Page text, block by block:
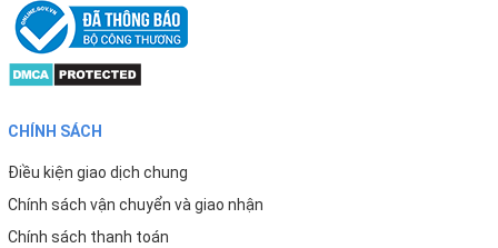
Cảm ứng hiện đại, hiển thị trực quan
CHÍNH SÁCH
Điều kiện giao dịch chung
Chính sách vận chuyển và giao nhận
Chính sách thanh toán